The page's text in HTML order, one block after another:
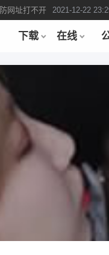
网址打不开
2021-12-22
来签到领取积分。
2019-
下载 在线